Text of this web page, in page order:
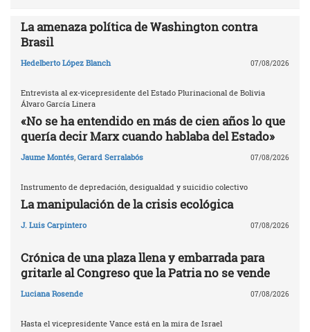
La amenaza política de Washington contra
Brasil
Hedelberto López Blanch 07/08/2026
Entrevista al ex-vicepresidente del Estado Plurinacional de Bolivia
Álvaro García Linera
«No se ha entendido en más de cien años lo que
quería decir Marx cuando hablaba del Estado»
Jaume Montés, Gerard Serralabós 07/08/2026
Instrumento de depredación, desigualdad y suicidio colectivo
La manipulación de la crisis ecológica
J. Luis Carpintero 07/08/2026
Crónica de una plaza llena y embarrada para
gritarle al Congreso que la Patria no se vende
Luciana Rosende 07/08/2026
Hasta el vicepresidente Vance está en la mira de Israel